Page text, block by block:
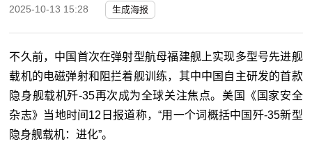
2025-10-13 15:28 生成海报
不久前，中国首次在弹射型航母福建舰上实现多型号先进舰
载机的电磁弹射和阻拦着舰训练，其中中国自主研发的首款
隐身舰载机歼-35再次成为全球关注焦点。美国《国家安全
杂志》当地时间12日报道称，“用一个词概括中国歼-35新型
隐身舰载机：进化”。